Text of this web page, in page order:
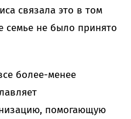
связала это в том
семье не было принято
более-менее
помогающую